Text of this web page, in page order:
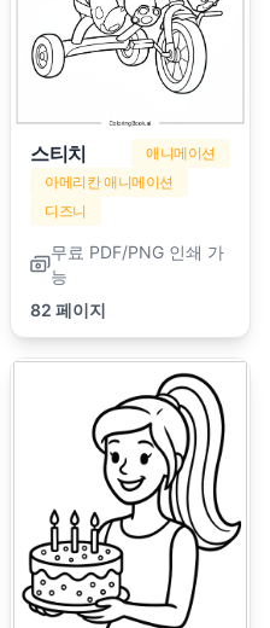
스티치
애니메이션
아메리칸 애니메이션
디즈니
무료 PDF/PNG 인쇄 가
능
82 페이지